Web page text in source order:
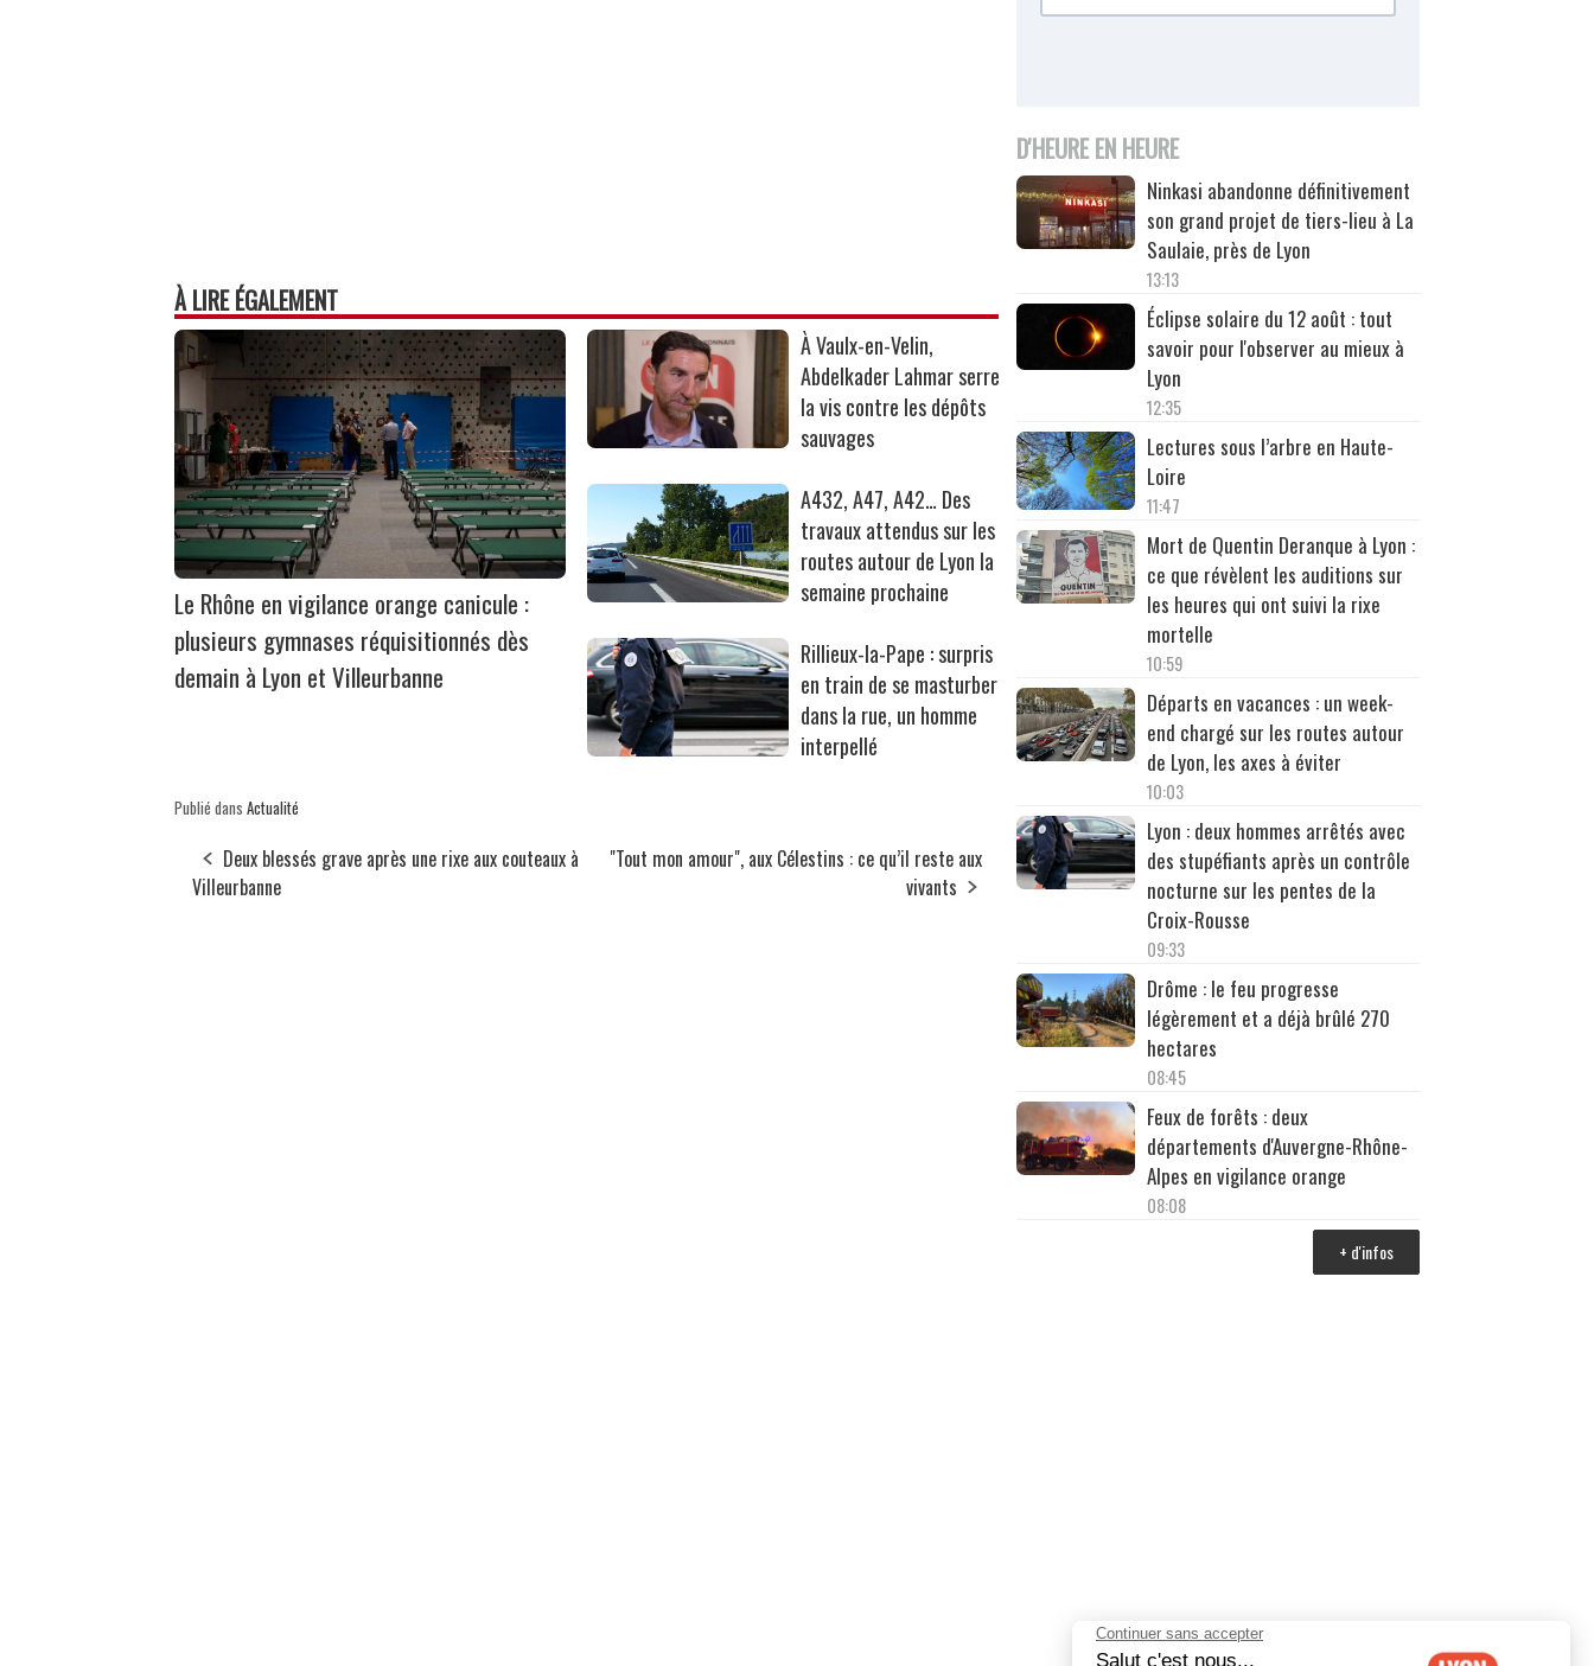
À LIRE ÉGALEMENT
Le Rhône en vigilance orange canicule :
plusieurs gymnases réquisitionnés dès
demain à Lyon et Villeurbanne
À Vaulx-en-Velin,
Abdelkader Lahmar serre
la vis contre les dépôts
sauvages
A432, A47, A42… Des
travaux attendus sur les
routes autour de Lyon la
semaine prochaine
Rillieux-la-Pape : surpris
en train de se masturber
dans la rue, un homme
interpellé
Publié dans Actualité
Deux blessés grave après une rixe aux couteaux à
Villeurbanne
"Tout mon amour", aux Célestins : ce qu’il reste aux
vivants
D'HEURE EN HEURE
Ninkasi abandonne définitivement
son grand projet de tiers-lieu à La
Saulaie, près de Lyon
13:13
Éclipse solaire du 12 août : tout
savoir pour l'observer au mieux à
Lyon
12:35
Lectures sous l’arbre en Haute-
Loire
11:47
Mort de Quentin Deranque à Lyon :
ce que révèlent les auditions sur
les heures qui ont suivi la rixe
mortelle
10:59
Départs en vacances : un week-
end chargé sur les routes autour
de Lyon, les axes à éviter
10:03
Lyon : deux hommes arrêtés avec
des stupéfiants après un contrôle
nocturne sur les pentes de la
Croix-Rousse
09:33
Drôme : le feu progresse
légèrement et a déjà brûlé 270
hectares
08:45
Feux de forêts : deux
départements d'Auvergne-Rhône-
Alpes en vigilance orange
08:08
+ d'infos